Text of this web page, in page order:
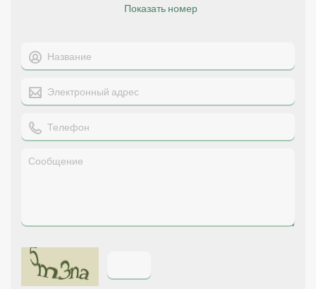
Показать номер